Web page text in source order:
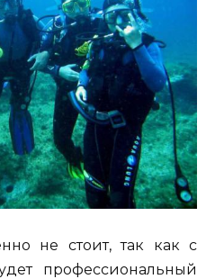
не стоит, так как с
профессиональный